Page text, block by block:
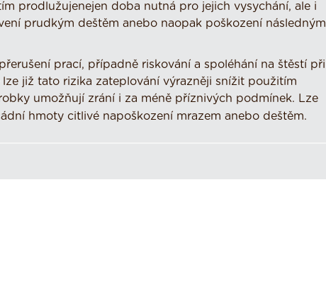
prodlužujenejen doba nutná pro jejich vysychání, ale i
prudkým deštěm anebo naopak poškození následným
prací, případně riskování a spoléhání na štěstí při
již tato rizika zateplování výrazněji snížit použitím
umožňují zrání i za méně příznivých podmínek. Lze
hmoty citlivé napoškození mrazem anebo deštěm.